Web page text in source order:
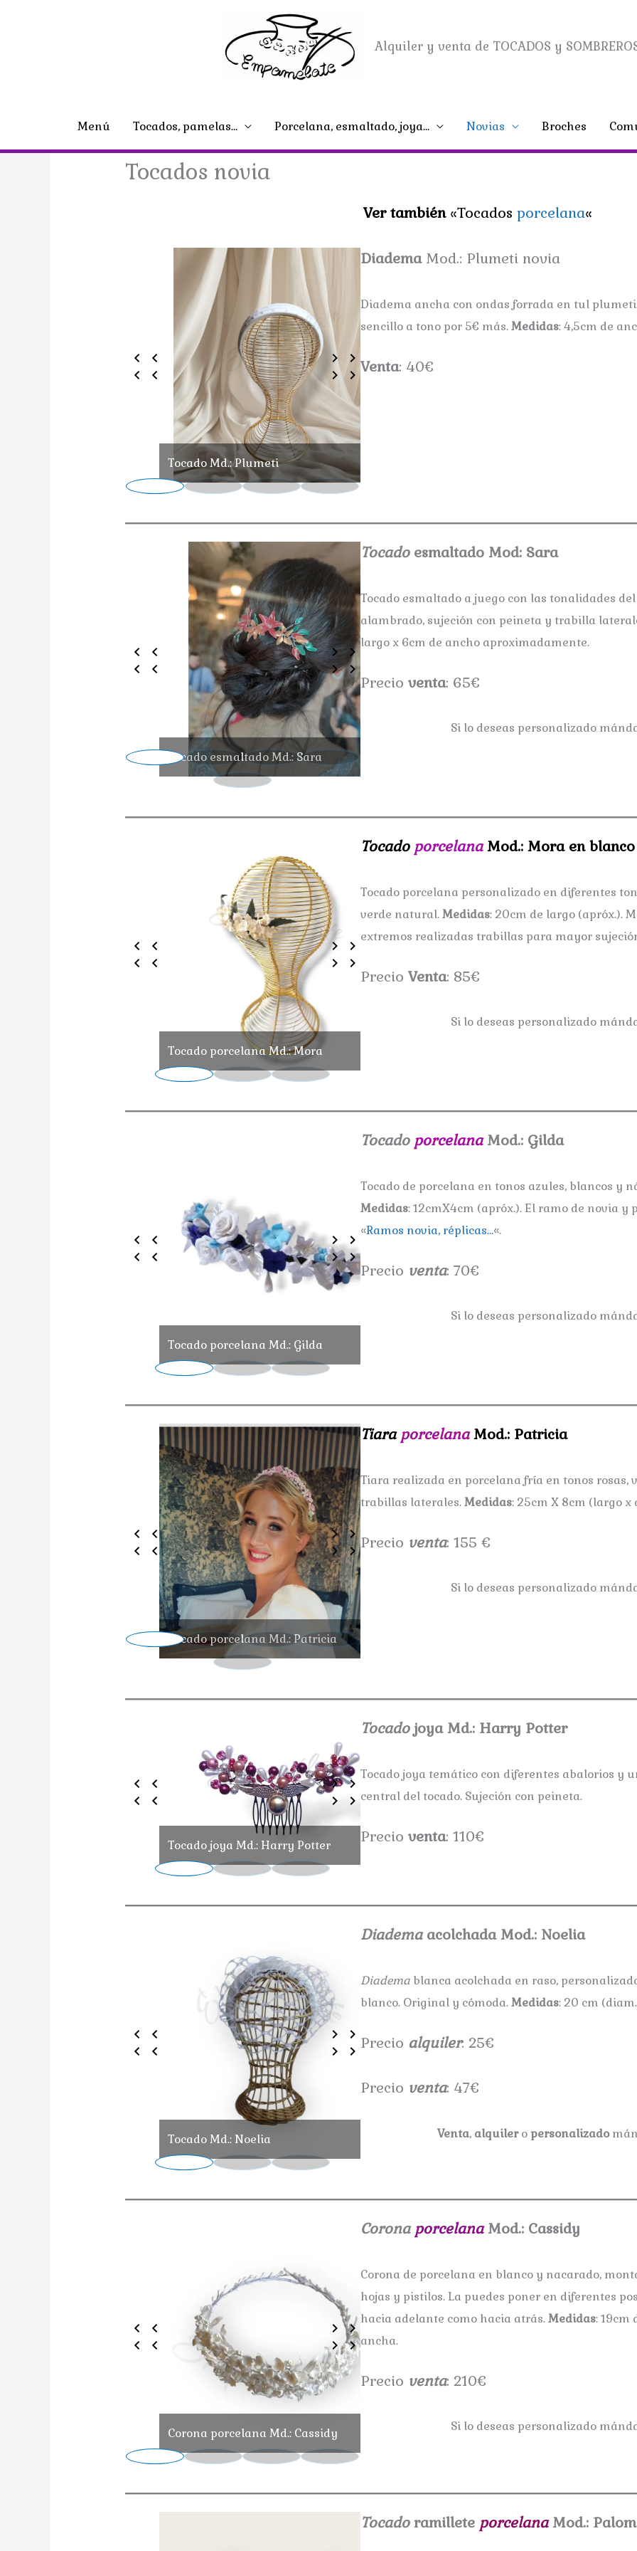
Alquiler y venta de TOCADOS y
Menú Tocados, pamelas… Porcelana, esmaltado, joya… Novias Broches
Tocados novia
Ver también «Tocados porcelana«
Tocado Md.: Plumeti
Diadema Mod.: Plumeti novia
Diadema ancha con ondas forrada en tul
sencillo a tono por 5€ más.Medidas: 4,5cm de
Venta: 40€
Tocado esmaltado Md.: Sara
Tocado esmaltado Mod: Sara
Tocado esmaltado a juego con las tonalidades
alambrado, sujeción con peineta y trabilla
largo x 6cm de ancho aproximadamente.
Precio venta: 65€
Si lo deseas personalizado
Tocado porcelana Md.: Mora
Tocado porcelana Mod.: Mora en blanco
Tocado porcelana personalizado en diferentes
verde natural.Medidas: 20cm de largo (apróx.).
extremos realizadas trabillas para mayor
Precio Venta: 85€
Si lo deseas personalizado
Tocado porcelana Md.: Gilda
Tocado porcelanaMod.: Gilda
Tocado de porcelana en tonos azules, blancos y
Medidas: 12cmX4cm (apróx.). El ramo de novia y
«Ramos novia, réplicas…«.
Precio venta: 70€
Si lo deseas personalizado
Tocado porcelana Md.: Patricia
Tiara porcelanaMod.: Patricia
Tiara realizada en porcelana fría en tonos rosas,
trabillas laterales.Medidas: 25cm X 8cm (largo x
Precio venta: 155 €
Si lo deseas personalizado
Tocado joya Md.: Harry Potter Tocado joya Md.: Harry Potter
Tocado joya Md.: Harry Potter
Tocado joya temático con diferentes abalorios y
central del tocado. Sujeción con peineta.
Precio venta: 110€
Tocado Md.: Noelia Tocado Md.: Noelia
Diademaacolchada Mod.: Noelia
Diadema blanca acolchada en raso,
blanco. Original y cómoda.Medidas: 20 cm
Precio alquiler: 25€
Precio venta: 47€
Venta, alquilero personalizado
Corona porcelana Md.: Cassidy Corona porcelana Md.: Cassidy
Corona porcelanaMod.: Cassidy
Corona de porcelana en blanco y nacarado,
hojas y pistilos. La puedes poner en diferentes
hacia adelante como hacia atrás.Medidas: 19cm
ancha.
Precio venta: 210€
Si lo deseas personalizado
Tocadoramillete porcelanaMod.: